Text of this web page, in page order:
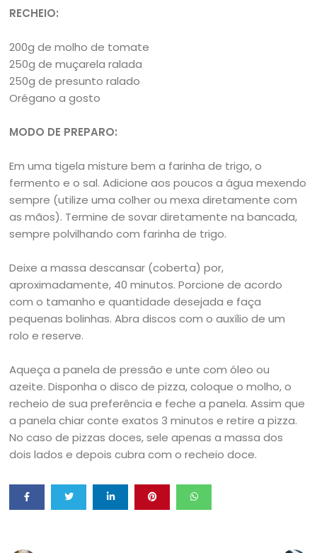
RECHEIO:
200g de molho de tomate
250g de muçarela ralada
250g de presunto ralado
Orégano a gosto
MODO DE PREPARO:
Em uma tigela misture bem a farinha de trigo, o
fermento e o sal. Adicione aos poucos a água mexendo
sempre (utilize uma colher ou mexa diretamente com
as mãos). Termine de sovar diretamente na bancada,
sempre polvilhando com farinha de trigo.
Deixe a massa descansar (coberta) por,
aproximadamente, 40 minutos. Porcione de acordo
com o tamanho e quantidade desejada e faça
pequenas bolinhas. Abra discos com o auxílio de um
rolo e reserve.
Aqueça a panela de pressão e unte com óleo ou
azeite. Disponha o disco de pizza, coloque o molho, o
recheio de sua preferência e feche a panela. Assim que
a panela chiar conte exatos 3 minutos e retire a pizza.
No caso de pizzas doces, sele apenas a massa dos
dois lados e depois cubra com o recheio doce.